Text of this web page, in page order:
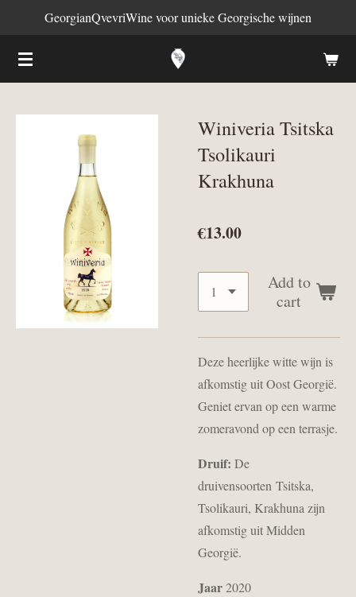
main
content
GeorgianQvevriWine voor unieke Georgische wijnen
Winiveria Tsitska
Tsolikauri
Krakhuna
€13.00
Add to
cart
Deze heerlijke witte wijn is
afkomstig uit Oost Georgië.
Geniet ervan op een warme
zomeravond op een terrasje.
Druif: De
druivensoorten Tsitska,
Tsolikauri, Krakhuna zijn
afkomstig uit Midden
Georgië.
Jaar2020